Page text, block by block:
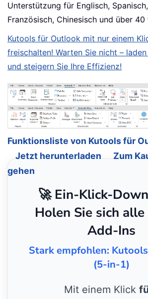
Unterstützung für Englisch,
Französisch, Chinesisch und über
Kutools für Outlook mit nur einem
freischalten! Warten Sie nicht –
und steigern Sie Ihre Effizienz!
Funktionsliste von Kutools für
Jetzt herunterladen
Zum
gehen
🚀 Ein-Klick-
Holen Sie sich
Add-Ins
Stark empfohlen:
(5-in-1)
Mit einem Klick